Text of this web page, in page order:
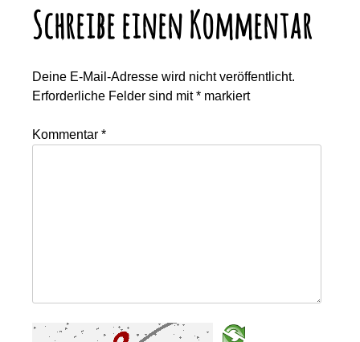
Schreibe einen Kommentar
Deine E-Mail-Adresse wird nicht veröffentlicht.
Erforderliche Felder sind mit* markiert
Kommentar*